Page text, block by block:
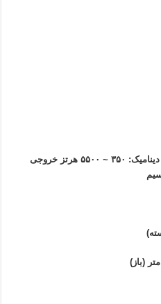
خروجی صدا دامنه فرکانس بلندگوی دینامیک: ۳۵۰ ~ ۵۵۰۰ هرتز خروجی